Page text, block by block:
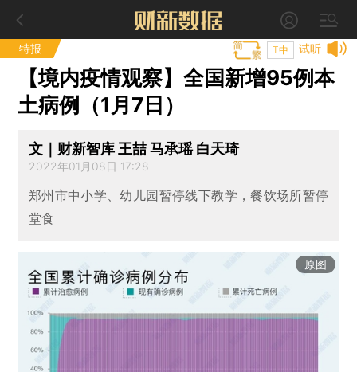
特报 试听
T中
【境内疫情观察】全国新增95例本
土病例（1月7日）
文｜财新智库 王喆 马承瑶 白天琦
2022年01月08日 17:28
郑州市中小学、幼儿园暂停线下教学，餐饮场所暂停
堂食
原图